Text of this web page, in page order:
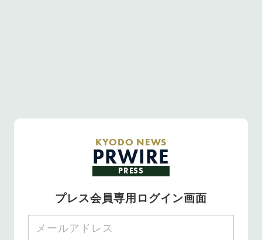
KYODO NEWS
PRWIRE
PRESS
プレス会員専用ログイン画面